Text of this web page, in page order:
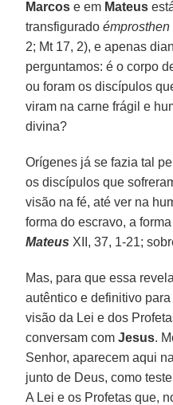
Marcos e em Mateus
transfiguradoémprosthen
2; Mt 17, 2), e apenas
perguntamos: é o corpo
ou foram os discípulos
viram na carne frágil e
divina?
Orígenes já se fazia tal
os discípulos que
visão na fé, até ver na
forma do escravo, a
Mateus XII, 37, 1-21;
Mas, para que essa
autêntico e definitivo
visão da Lei e dos
conversam comJesus.
Senhor, aparecem aqui
junto de Deus, como
A Lei e os Profetas que,